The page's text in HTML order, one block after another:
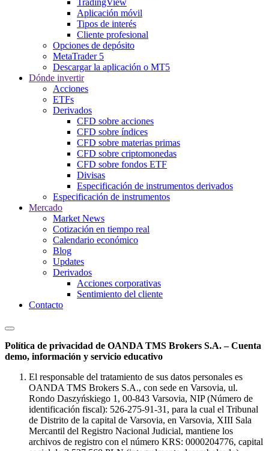
Aplicación móvil
Tipos de interés
Cliente profesional
Opciones de depósito
MetaTrader 5
Descargar la aplicación o MT5
Dónde invertir
Acciones
ETFs
Derivados
CFD sobre acciones
CFD sobre índices
CFD sobre materias primas
CFD sobre criptomonedas
CFD sobre fondos ETF
Divisas
Especificación de instrumentos derivados
Especificación de instrumentos
Mercado
Market News
Cotización en tiempo real
Calendario económico
Blog
Updates
Derivados
Acciones corporativas
Sentimiento del cliente
Contacto
Política de privacidad de OANDA TMS Brokers S.A. – Cuenta
demo, información y servicio educativo
El responsable del tratamiento de sus datos personales es
OANDA TMS Brokers S.A., con sede en Varsovia, ul.
Rondo Daszyńskiego 1, 00-843 Varsovia, NIP (Número de
identificación fiscal): 526-275-91-31, para la cual el Tribunal
de Distrito de la capital de Varsovia, en Varsovia, XIII Sala
Mercantil del Registro Nacional Judicial, mantiene los
archivos de registro con el número KRS: 0000204776, capital